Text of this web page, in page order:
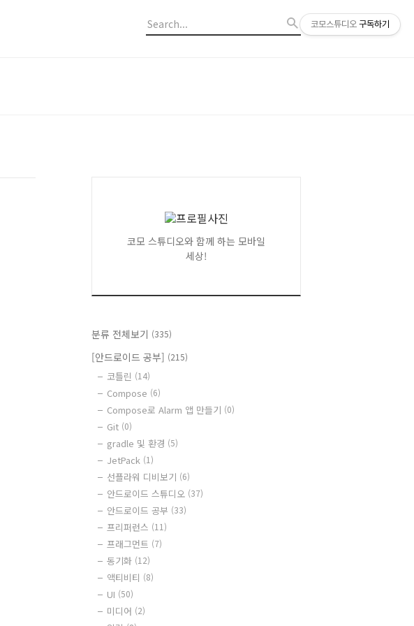
코모 스튜디오와 함께 하는 모바일
세상!
분류 전체보기 (335)
[안드로이드 공부] (215)
코틀린 (14)
Compose (6)
Compose로 Alarm 앱 만들기 (0)
Git (0)
gradle 및 환경 (5)
JetPack (1)
선플라워 디비보기 (6)
안드로이드 스튜디오 (37)
안드로이드 공부 (33)
프리퍼런스 (11)
프래그먼트 (7)
동기화 (12)
액티비티 (8)
UI (50)
미디어 (2)
코모스튜디오 구독하기